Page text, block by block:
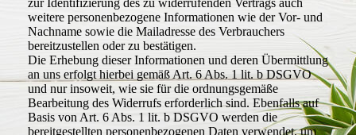
zur Identifizierung des zu widerrufenden Vertrags auch
weitere personenbezogene Informationen wie der Vor- und
Nachname sowie die Mailadresse des Verbrauchers
bereitzustellen oder zu bestätigen.
Die Erhebung dieser Informationen und deren Übermittlung
an uns erfolgt hierbei gemäß Art. 6 Abs. 1 lit. b DSGVO
und nur insoweit, wie sie für die ordnungsgemäße
Bearbeitung des Widerrufs erforderlich sind. Ebenfalls auf
Basis von Art. 6 Abs. 1 lit. b DSGVO werden die
bereitgestellten personenbezogenen Daten verwendet, um